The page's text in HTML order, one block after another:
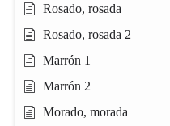
Rosado, rosada
Rosado, rosada 2
Marrón 1
Marrón 2
Morado, morada